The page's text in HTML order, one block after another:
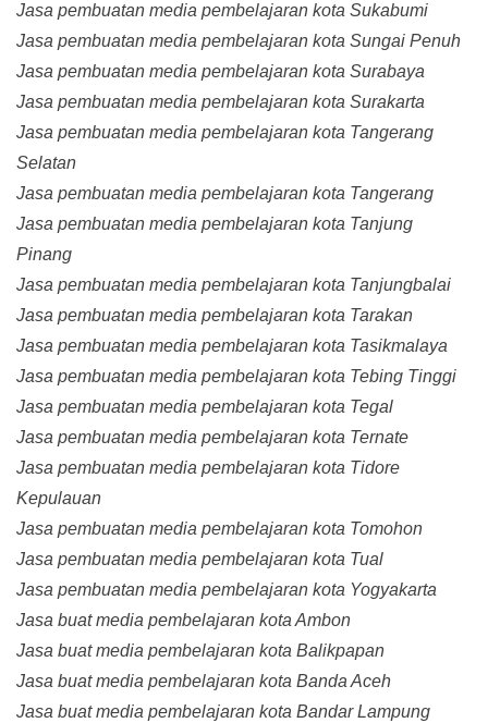
Jasa pembuatan media pembelajaran kota Sukabumi
Jasa pembuatan media pembelajaran kota Sungai Penuh
Jasa pembuatan media pembelajaran kota Surabaya
Jasa pembuatan media pembelajaran kota Surakarta
Jasa pembuatan media pembelajaran kota Tangerang
Selatan
Jasa pembuatan media pembelajaran kota Tangerang
Jasa pembuatan media pembelajaran kota Tanjung
Pinang
Jasa pembuatan media pembelajaran kota Tanjungbalai
Jasa pembuatan media pembelajaran kota Tarakan
Jasa pembuatan media pembelajaran kota Tasikmalaya
Jasa pembuatan media pembelajaran kota Tebing Tinggi
Jasa pembuatan media pembelajaran kota Tegal
Jasa pembuatan media pembelajaran kota Ternate
Jasa pembuatan media pembelajaran kota Tidore
Kepulauan
Jasa pembuatan media pembelajaran kota Tomohon
Jasa pembuatan media pembelajaran kota Tual
Jasa pembuatan media pembelajaran kota Yogyakarta
Jasa buat media pembelajaran kota Ambon
Jasa buat media pembelajaran kota Balikpapan
Jasa buat media pembelajaran kota Banda Aceh
Jasa buat media pembelajaran kota Bandar Lampung